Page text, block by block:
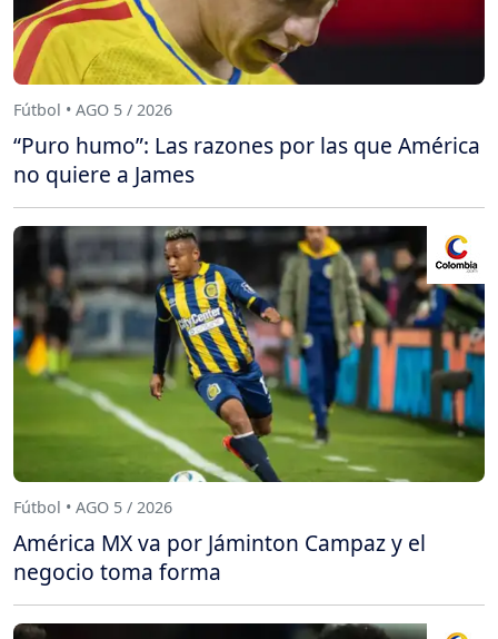
Fútbol • AGO 5 / 2026
“Puro humo”: Las razones por las que América
no quiere a James
Fútbol • AGO 5 / 2026
América MX va por Jáminton Campaz y el
negocio toma forma